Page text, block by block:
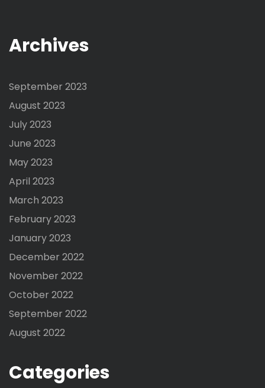
Archives
September 2023
August 2023
July 2023
June 2023
May 2023
April 2023
March 2023
February 2023
January 2023
December 2022
November 2022
October 2022
September 2022
August 2022
Categories